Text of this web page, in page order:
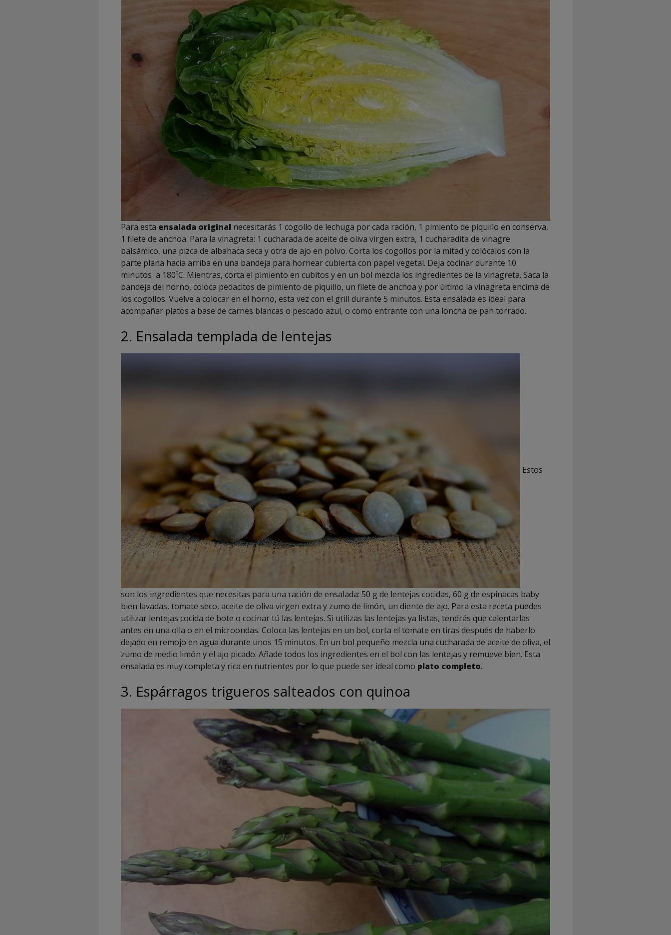
Para esta ensalada original necesitarás 1 cogollo de lechuga por cada ración, 1 pimiento de piquillo en conserva,
1 filete de anchoa. Para la vinagreta: 1 cucharada de aceite de oliva virgen extra, 1 cucharadita de vinagre
balsámico, una pizca de albahaca seca y otra de ajo en polvo. Corta los cogollos por la mitad y colócalos con la
parte plana hacia arriba en una bandeja para hornear cubierta con papel vegetal. Deja cocinar durante 10
minutos a 180ºC. Mientras, corta el pimiento en cubitos y en un bol mezcla los ingredientes de la vinagreta. Saca la
bandeja del horno, coloca pedacitos de pimiento de piquillo, un filete de anchoa y por último la vinagreta encima de
los cogollos. Vuelve a colocar en el horno, esta vez con el grill durante 5 minutos. Esta ensalada es ideal para
acompañar platos a base de carnes blancas o pescado azul, o como entrante con una loncha de pan torrado.
2. Ensalada templada de lentejas
Estos
son los ingredientes que necesitas para una ración de ensalada: 50 g de lentejas cocidas, 60 g de espinacas baby
bien lavadas, tomate seco, aceite de oliva virgen extra y zumo de limón, un diente de ajo. Para esta receta puedes
utilizar lentejas cocida de bote o cocinar tú las lentejas. Si utilizas las lentejas ya listas, tendrás que calentarlas
antes en una olla o en el microondas. Coloca las lentejas en un bol, corta el tomate en tiras después de haberlo
dejado en remojo en agua durante unos 15 minutos. En un bol pequeño mezcla una cucharada de aceite de oliva, el
zumo de medio limón y el ajo picado. Añade todos los ingredientes en el bol con las lentejas y remueve bien. Esta
ensalada es muy completa y rica en nutrientes por lo que puede ser ideal como plato completo.
3. Espárragos trigueros salteados con quinoa